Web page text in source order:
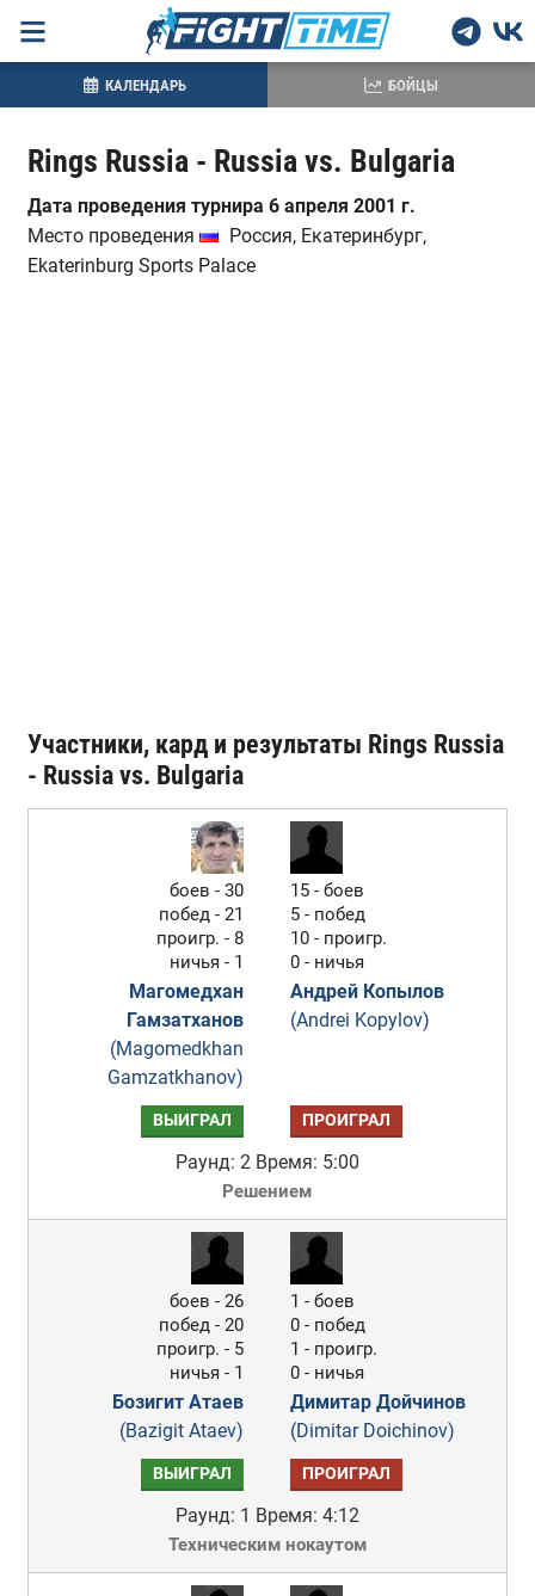
Rings Russia - Russia vs. Bulgaria
Дата проведения турнира 6 апреля 2001 г.
Место проведения
Россия, Екатеринбург,
Ekaterinburg Sports Palace
Участники, кард и результаты Rings Russia
- Russia vs. Bulgaria
боев - 30
побед - 21
проигр. - 8
ничья - 1
Магомедхан
Гамзатханов
(Magomedkhan
Gamzatkhanov)
15 - боев
5 - побед
10 - проигр.
0 - ничья
Андрей Копылов
(Andrei Kopylov)
ВЫИГРАЛ ПРОИГРАЛ
Раунд: 2 Время: 5:00
Решением
боев - 26
побед - 20
проигр. - 5
ничья - 1
Бозигит Атаев
(Bazigit Ataev)
1 - боев
0 - побед
1 - проигр.
0 - ничья
Димитар Дойчинов
(Dimitar Doichinov)
ВЫИГРАЛ ПРОИГРАЛ
Раунд: 1 Время: 4:12
Техническим нокаутом
КАЛЕНДАРЬ БОЙЦЫ